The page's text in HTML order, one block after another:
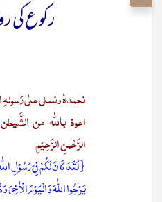
رکوع کی
نحمدہٗ ونصلی علٰی
اعوذ باللّٰہ من
الرَّحْمٰنِ الرَّحِیْمِ
{لَقَدۡ کَانَ لَکُمۡ فِیۡ رَسُوۡلِ
یَرۡجُوا اللّٰہَ وَ الۡیَوۡمَ الۡاٰخِرَ وَ